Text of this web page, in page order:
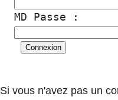
MD Passe :
Si vous n'avez pas un